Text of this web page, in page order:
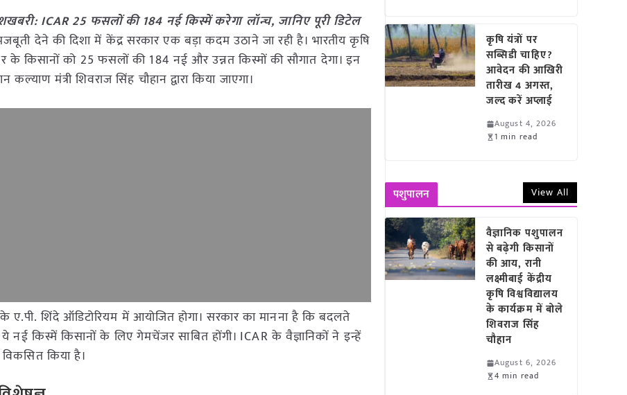
ICAR 25 फसलों की 184 नई किस्में करेगा लॉन्च, जानिए पूरी डिटेल
देने की दिशा में केंद्र सरकार एक बड़ा कदम उठाने जा रही है। भारतीय कृषि
किसानों को 25 फसलों की 184 नई और उन्नत किस्मों की सौगात देगा। इन
मंत्री शिवराज सिंह चौहान द्वारा किया जाएगा।
ए.पी. शिंदे ऑडिटोरियम में आयोजित होगा। सरकार का मानना है कि बदलते
किस्में किसानों के लिए गेमचेंजर साबित होंगी। ICAR के वैज्ञानिकों ने इन्हें
किया है।
कृषि यंत्रों पर
सब्सिडी चाहिए?
आवेदन की आखिरी
तारीख 4 अगस्त,
जल्द करें अप्लाई
August 4, 2026
1 min read
पशुपालन View All
वैज्ञानिक पशुपालन
से बढ़ेगी किसानों
की आय, रानी
लक्ष्मीबाई केंद्रीय
कृषि विश्वविद्यालय
के कार्यक्रम में बोले
शिवराज सिंह
चौहान
August 6, 2026
4 min read